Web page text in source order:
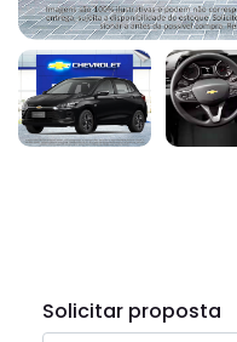
Solicitar proposta